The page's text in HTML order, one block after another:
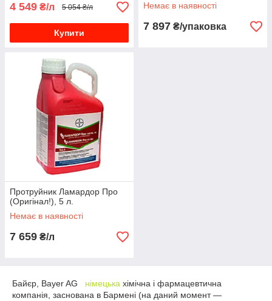
4 549 ₴/л 5 054 ₴/л
Купити
Немає в наявності
7 897 ₴/упаковка
Протруйник Ламардор Про
(Оригінал!), 5 л.
Немає в наявності
7 659 ₴/л
Байєр, Bayer AG німецька хімічна і фармацевтична
компанія, заснована в Бармені (на даний момент —